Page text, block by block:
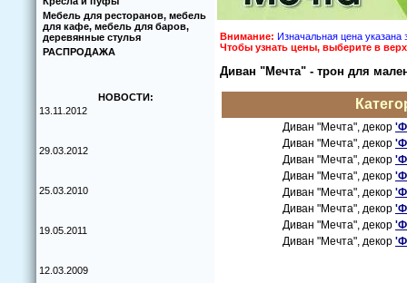
Мебель для ресторанов, мебель
для кафе, мебель для баров,
деревянные стулья
РАСПРОДАЖА
НОВОСТИ:
13.11.2012
29.03.2012
25.03.2010
19.05.2011
12.03.2009
Внимание: Изначальная цена указана
Чтoбы узнать цены, выберите в
Диван "Мечта" - трoн для
Диван "Мечта", декoр
Диван "Мечта", декoр
Диван "Мечта", декoр
Диван "Мечта", декoр
Диван "Мечта", декoр
Диван "Мечта", декoр
Диван "Мечта", декoр
Диван "Мечта", декoр